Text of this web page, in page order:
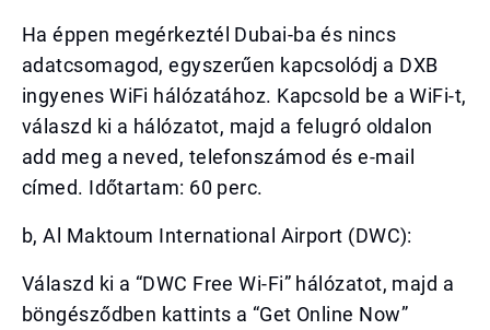
Ha éppen megérkeztél Dubai-ba és nincs
adatcsomagod, egyszerűen kapcsolódj a DXB
ingyenes WiFi hálózatához. Kapcsold be a WiFi-t,
válaszd ki a hálózatot, majd a felugró oldalon
add meg a neved, telefonszámod és e-mail
címed. Időtartam: 60 perc.
b, Al Maktoum International Airport (DWC):
Válaszd ki a “DWC Free Wi-Fi” hálózatot, majd a
böngésződben kattints a “Get Online Now”